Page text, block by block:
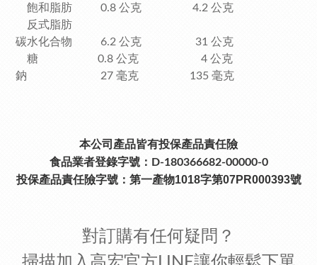
飽和脂肪 0.8 公克 4.2 公克
反式脂肪
碳水化合物 6.2 公克 31 公克
糖 0.8 公克 4 公克
鈉 27 毫克 135 毫克
本公司產品皆有投保產品責任險
食品業者登錄字號：D-180366682-00000-0
投保產品責任險字號： 第一產物1018字第07PR000393號
對訂購有任何疑問？